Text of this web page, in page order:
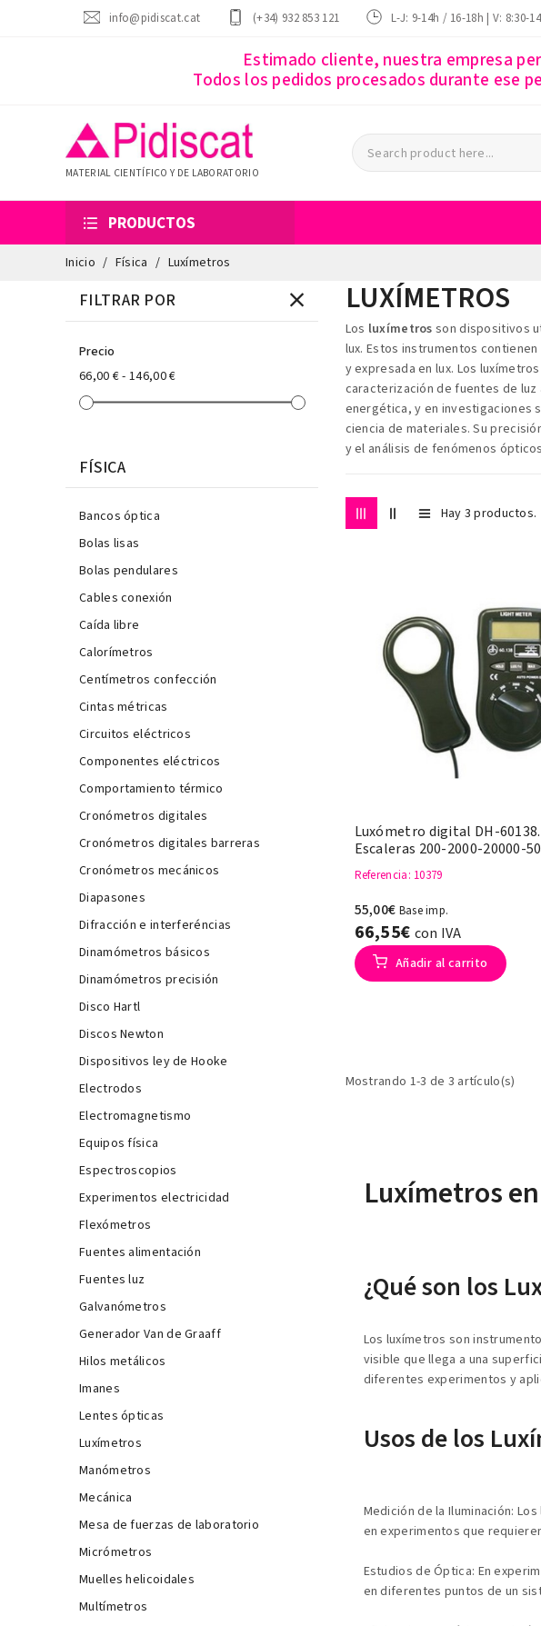
info@pidiscat.cat (+34) 932 853 121 L-J: 9-14h / 16-18h | V: 8:30-
Estimado cliente, nuestra empresa
Todos los pedidos procesados durante ese
MATERIAL CIENTÍFICO Y DE LABORATORIO
PRODUCTOS
Inicio Física Luxímetros
FILTRAR POR
Precio
66,00 € - 146,00 €
FÍSICA
Bancos óptica
Bolas lisas
Bolas pendulares
Cables conexión
Caída libre
Calorímetros
Centímetros confección
Cintas métricas
Circuitos eléctricos
Componentes eléctricos
Comportamiento térmico
Cronómetros digitales
Cronómetros digitales barreras
Cronómetros mecánicos
Diapasones
Difracción e interferéncias
Dinamómetros básicos
Dinamómetros precisión
Disco Hartl
Discos Newton
Dispositivos ley de Hooke
Electrodos
Electromagnetismo
Equipos física
Espectroscopios
Experimentos electricidad
Flexómetros
Fuentes alimentación
Fuentes luz
Galvanómetros
Generador Van de Graaff
Hilos metálicos
Imanes
Lentes ópticas
Luxímetros
Manómetros
Mecánica
Mesa de fuerzas de laboratorio
Micrómetros
Muelles helicoidales
Multímetros
LUXÍMETROS
Los luxímetros son dispositivos
lux. Estos instrumentos
y expresada en lux. Los
caracterización de fuentes de
energética, y en investigaciones
ciencia de materiales. Su
y el análisis de fenómenos
Hay 3 productos.
Luxómetro digital DH-60138.
Escaleras 200-2000-20000-
Referencia: 10379
55,00€ Base imp.
66,55€ con IVA
Añadir al carrito
Mostrando 1-3 de 3 artículo(s)
Luxímetros
¿Qué son los
Los luxímetros son
visible que llega a una
diferentes experimentos y
Usos de los
Medición de la Iluminación:
en experimentos que
Estudios de Óptica: En
en diferentes puntos de un